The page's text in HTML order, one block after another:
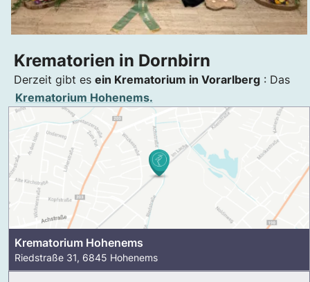
Krematorien in Dornbirn
Derzeit gibt es ein Krematorium in Vorarlberg : Das
Krematorium Hohenems.
Krematorium Hohenems
Riedstraße 31, 6845 Hohenems